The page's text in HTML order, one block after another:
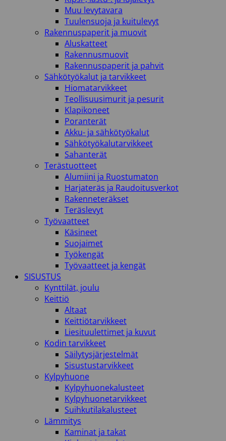
Muu levytavara
Tuulensuoja ja kuitulevyt
Rakennuspaperit ja muovit
Aluskatteet
Rakennusmuovit
Rakennuspaperit ja pahvit
Sähkötyökalut ja tarvikkeet
Hiomatarvikkeet
Teollisuusimurit ja pesurit
Klapikoneet
Poranterät
Akku- ja sähkötyökalut
Sähkötyökalutarvikkeet
Sahanterät
Terästuotteet
Alumiini ja Ruostumaton
Harjateräs ja Raudoitusverkot
Rakenneteräkset
Teräslevyt
Työvaatteet
Käsineet
Suojaimet
Työkengät
Työvaatteet ja kengät
SISUSTUS
Kynttilät, joulu
Keittiö
Altaat
Keittiötarvikkeet
Liesituulettimet ja kuvut
Kodin tarvikkeet
Säilytysjärjestelmät
Sisustustarvikkeet
Kylpyhuone
Kylpyhuonekalusteet
Kylpyhuonetarvikkeet
Suihkutilakalusteet
Lämmitys
Kaminat ja takat